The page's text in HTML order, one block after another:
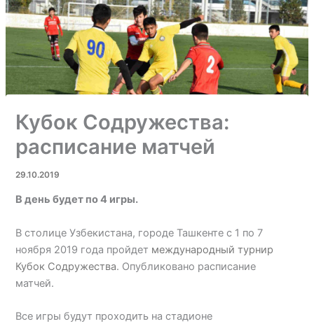
Кубок Содружества:
расписание матчей
29.10.2019
В день будет по 4 игры.
В столице Узбекистана, городе Ташкенте с 1 по 7
ноября 2019 года пройдет международный турнир
Кубок Содружества. Опубликовано расписание
матчей.
Все игры будут проходить на стадионе